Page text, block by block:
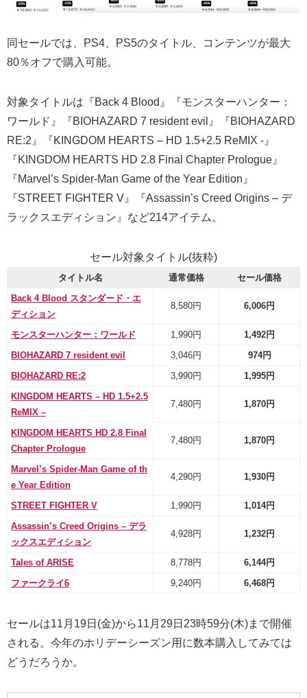
同セールでは、PS4、PS5のタイトル、コンテンツが最大
80％オフで購入可能。
対象タイトルは『Back 4 Blood』『モンスターハンター：
ワールド』『BIOHAZARD 7 resident evil』『BIOHAZARD
RE:2』『KINGDOM HEARTS – HD 1.5+2.5 ReMIX -』
『KINGDOM HEARTS HD 2.8 Final Chapter Prologue』
『Marvel’s Spider-Man Game of the Year Edition』
『STREET FIGHTER V』『Assassin’s Creed Origins – デ
ラックスエディション』など214アイテム。
セール対象タイトル(抜粋)
タイトル名 通常価格
セール価格
Back 4 Blood スタンダード・エ
ディション
8,580円 6,006円
モンスターハンター：ワールド 1,990円
1,492円
BIOHAZARD 7 resident evil
3,046円
974円
BIOHAZARD RE:2
3,990円
1,995円
KINGDOM HEARTS – HD 1.5+2.5
ReMIX –
7,480円 1,870円
KINGDOM HEARTS HD 2.8 Final
Chapter Prologue
7,480円 1,870円
Marvel’s Spider-Man Game of th
e Year Edition
4,290円 1,930円
STREET FIGHTER V 1,990円
1,014円
Assassin’s Creed Origins – デラ
ックスエディション
4,928円 1,232円
Tales of ARISE 8,778円
6,144円
ファークライ6
9,240円 6,468円
セールは11月19日(金)から11月29日23時59分(木)まで開催
される。今年のホリデーシーズン用に数本購入してみては
どうだろうか。